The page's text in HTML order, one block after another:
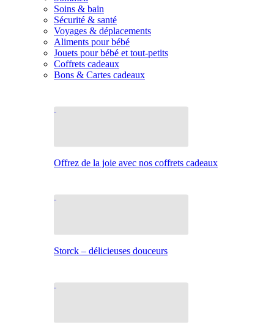
Soins & bain
Sécurité & santé
Voyages & déplacements
Aliments pour bébé
Jouets pour bébé et tout-petits
Coffrets cadeaux
Bons & Cartes cadeaux
Offrez de la joie avec nos coffrets cadeaux
Storck – délicieuses douceurs